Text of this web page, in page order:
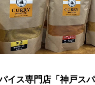
イス専門店「神戸ス